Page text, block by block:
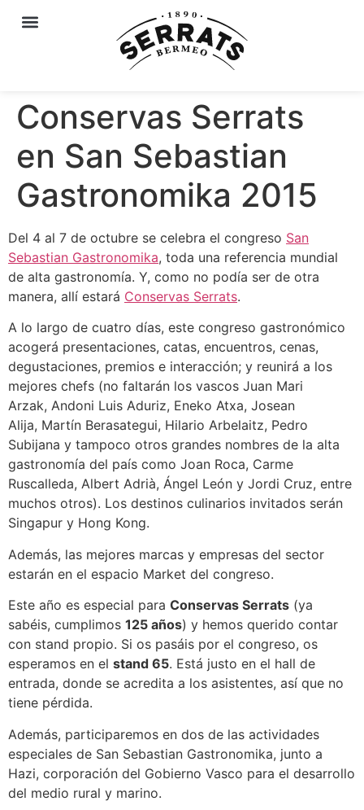
Conservas Serrats
en San Sebastian
Gastronomika 2015
Del 4 al 7 de octubre se celebra el congreso San
Sebastian Gastronomika, toda una referencia mundial
de alta gastronomía. Y, como no podía ser de otra
manera, allí estará Conservas Serrats.
A lo largo de cuatro días, este congreso gastronómico
acogerá presentaciones, catas, encuentros, cenas,
degustaciones, premios e interacción; y reunirá a los
mejores chefs (no faltarán los vascos Juan Mari
Arzak, Andoni Luis Aduriz, Eneko Atxa, Josean
Alija, Martín Berasategui, Hilario Arbelaitz, Pedro
Subijana y tampoco otros grandes nombres de la alta
gastronomía del país como Joan Roca, Carme
Ruscalleda, Albert Adrià, Ángel León y Jordi Cruz, entre
muchos otros). Los destinos culinarios invitados serán
Singapur y Hong Kong.
Además, las mejores marcas y empresas del sector
estarán en el espacio Market del congreso.
Este año es especial para Conservas Serrats (ya
sabéis, cumplimos 125 años) y hemos querido contar
con stand propio. Si os pasáis por el congreso, os
esperamos en el stand 65. Está justo en el hall de
entrada, donde se acredita a los asistentes, así que no
tiene pérdida.
Además, participaremos en dos de las actividades
especiales de San Sebastian Gastronomika, junto a
Hazi, corporación del Gobierno Vasco para el desarrollo
del medio rural y marino.